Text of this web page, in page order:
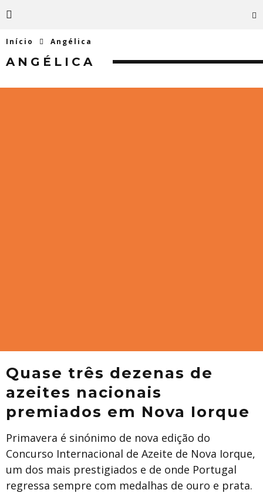
Início Angélica
ANGÉLICA
Quase três dezenas de
azeites nacionais
premiados em Nova Iorque
Primavera é sinónimo de nova edição do
Concurso Internacional de Azeite de Nova Iorque,
um dos mais prestigiados e de onde Portugal
regressa sempre com medalhas de ouro e prata.